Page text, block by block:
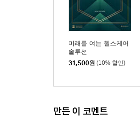
미래를 여는 헬스케어
솔루션
31,500원 (10% 할인)
만든 이 코멘트